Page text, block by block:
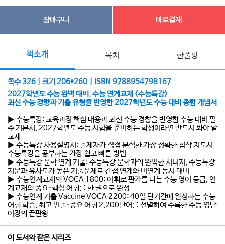
장바구니 바로결제
책소개 목차 한줄평
쪽수 326 | 크기 206*260 | ISBN 9788954798167
2027학년도 수능 완벽 대비, 수능 연계교재 <수능특강>
최신 수능 경향과 기출 유형을 반영한 2027학년도 수능 대비 종합 개념서
▶ 수능특강: 교육과정 핵심 내용과 최신 수능 경향을 반영한 수능 대비 필
수 기본서, 2027학년도 수능 시험을 준비하는 학생이라면 반드시 봐야 할
교재
▶ 수능특강 사용설명서: 출제자가 직접 분석한 가장 정확한 첨삭 지도서,
수능특강을 공부하는 가장 쉽고 빠른 방법
▶ 수능특강 문학 연계 기출: 수능특강 문학과의 완벽한 시너지, 수능특강
지문과 유사도가 높은 기출문제로 간접 연계와 비연계 동시 대비
▶ 수능연계교재의 VOCA 1800: 어휘로 판가름 나는 수능 영어 등급, 연
계교재의 중요·핵심 어휘를 한 권으로 완성
▶ 수능연계 기출 Vaccine VOCA 2200: 40일 단기간에 완성하는 수능
어휘 학습, 최고 빈출·중요 어휘 2,200단어를 선별하여 수록한 수능 영단
어장의 끝판왕
이 도서와 같은 시리즈